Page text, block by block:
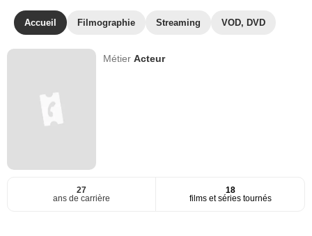
Accueil Filmographie Streaming VOD, DVD
MétierActeur
27
ans de carrière
18
films et séries tournés